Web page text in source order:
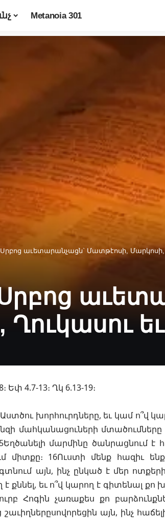
Metanoia 301
Սրբոց աւետարանչացն` Մատթէոսի, Մարկոսի,
Եփ 4.7-13։ Ղկ 6.13-19։
խորհուրդները, եւ կամ ո՞վ
մահկանացուների
մարմինը ծանրացնում է
միտքը։ 16Ուստի մենք հազիւ
այն, ինչ ընկած է մեր
է քննել, եւ ո՞վ կարող է գիտենալ քո
Հոգին չառաքես քո
այն, ինչ